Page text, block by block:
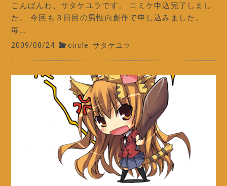
こんばんわ、サタケユラです。 コミケ申込完了しまし
た。 今回も３日目の男性向創作で申し込みました。
毎...
2009/08/24 circle サタケユラ